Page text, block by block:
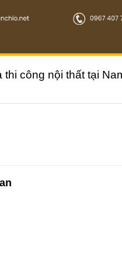
thi công nội thất tại